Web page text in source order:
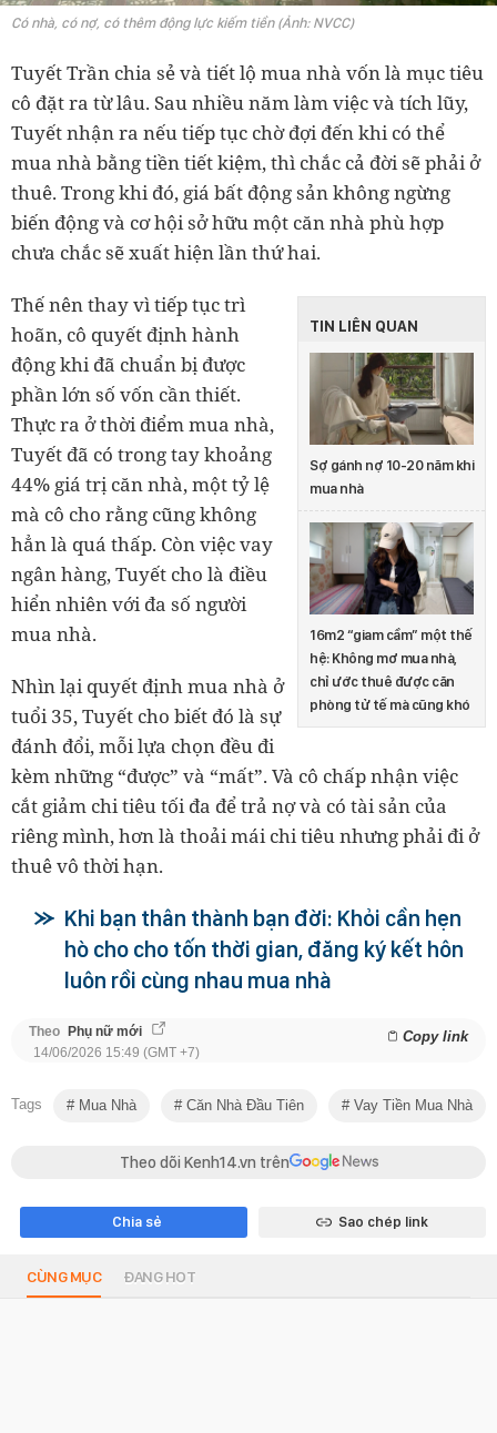
Có nhà, có nợ, có thêm động lực kiếm tiền (Ảnh: NVCC)
Tuyết Trần chia sẻ và tiết lộ mua nhà vốn là mục tiêu
cô đặt ra từ lâu. Sau nhiều năm làm việc và tích lũy,
Tuyết nhận ra nếu tiếp tục chờ đợi đến khi có thể
mua nhà bằng tiền tiết kiệm, thì chắc cả đời sẽ phải ở
thuê. Trong khi đó, giá bất động sản không ngừng
biến động và cơ hội sở hữu một căn nhà phù hợp
chưa chắc sẽ xuất hiện lần thứ hai.
TIN LIÊN QUAN
Sợ gánh nợ 10-20 năm khi
mua nhà
16m2 “giam cầm” một thế
hệ: Không mơ mua nhà,
chỉ ước thuê được căn
phòng tử tế mà cũng khó
Thế nên thay vì tiếp tục trì
hoãn, cô quyết định hành
động khi đã chuẩn bị được
phần lớn số vốn cần thiết.
Thực ra ở thời điểm mua nhà,
Tuyết đã có trong tay khoảng
44% giá trị căn nhà, một tỷ lệ
mà cô cho rằng cũng không
hẳn là quá thấp. Còn việc vay
ngân hàng, Tuyết cho là điều
hiển nhiên với đa số người
mua nhà.
Nhìn lại quyết định mua nhà ở
tuổi 35, Tuyết cho biết đó là sự
đánh đổi, mỗi lựa chọn đều đi
kèm những “được” và “mất”. Và cô chấp nhận việc
cắt giảm chi tiêu tối đa để trả nợ và có tài sản của
riêng mình, hơn là thoải mái chi tiêu nhưng phải đi ở
thuê vô thời hạn.
Khi bạn thân thành bạn đời: Khỏi cần hẹn
hò cho cho tốn thời gian, đăng ký kết hôn
luôn rồi cùng nhau mua nhà
Theo Phụ nữ mới Copy link
14/06/2026 15:49 (GMT +7)
Tags Mua Nhà Căn Nhà Đầu Tiên Vay Tiền Mua Nhà
Theo dõi Kenh14.vn trên
Chia sẻ Sao chép link
CÙNG MỤC ĐANG HOT